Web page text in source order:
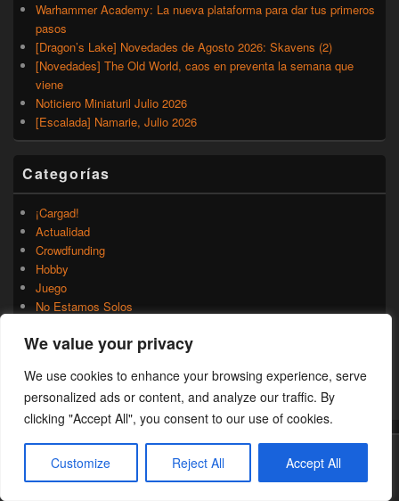
We value your privacy
We use cookies to enhance your browsing experience, serve
personalized ads or content, and analyze our traffic. By
clicking "Accept All", you consent to our use of cookies.
Customize Reject All Accept All
Warhammer Academy: La nueva plataforma para dar tus primeros
pasos
[Dragon’s Lake] Novedades de Agosto 2026: Skavens (2)
[Novedades] The Old World, caos en preventa la semana que
viene
Noticiero Miniaturil Julio 2026
[Escalada] Namarie, Julio 2026
Categorías
¡Cargad!
Actualidad
Crowdfunding
Hobby
Juego
No Estamos Solos
Novedades
Trasfondo
Uncategorized
Copyright © 2026¡Cargad!. Todos los Derechos Reservados.